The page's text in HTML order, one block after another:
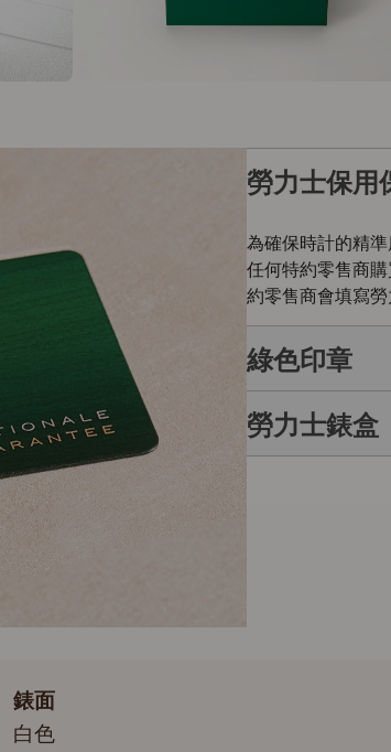
勞力士保用
為確保時計的精
任何特約零售商
約零售商會填寫
綠色印章
每枚勞力士腕錶
的象徵。此獨特
勞力士錶盒
錶面
白色